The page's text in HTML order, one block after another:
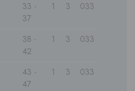
33 -
37
1 3 033
38 -
42
1 3 033
43 -
47
1 3 033